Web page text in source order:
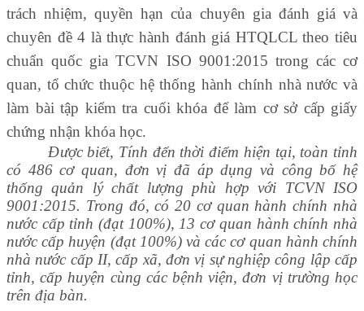
trách nhiệm, quyền hạn của chuyên gia đánh giá và
chuyên đề 4 là thực hành đánh giá HTQLCL theo tiêu
chuẩn quốc gia TCVN ISO 9001:2015 trong các cơ
quan, tổ chức thuộc hệ thống hành chính nhà nước và
làm bài tập kiểm tra cuối khóa để làm cơ sở cấp giấy
chứng nhận khóa học.
Được biết, Tính đến thời điểm hiện tại, toàn tỉnh
có 486 cơ quan, đơn vị đã áp dụng và công bố hệ
thống quản lý chất lượng phù hợp với TCVN ISO
9001:2015. Trong đó, có 20 cơ quan hành chính nhà
nước cấp tỉnh (đạt 100%), 13 cơ quan hành chính nhà
nước cấp huyện (đạt 100%) và các cơ quan hành chính
nhà nước cấp II, cấp xã, đơn vị sự nghiệp công lập cấp
tỉnh, cấp huyện cùng các bệnh viện, đơn vị trường học
trên địa bàn.